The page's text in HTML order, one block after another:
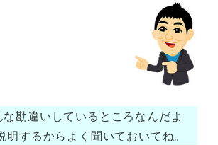
な勘違いしているところなんだよ
明するからよく聞いておいてね。